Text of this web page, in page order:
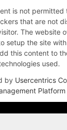
is not permitted
that are not
The website
setup the site
this content to
used.
by Usercentrics
Platform